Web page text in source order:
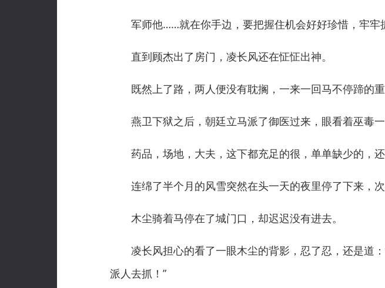
军师他……就在你手边，要把握住机会好好珍惜，牢牢
直到顾杰出了房门，凌长风还在怔怔出神。
既然上了路，两人便没有耽搁，一来一回马不停蹄的
燕卫下狱之后，朝廷立马派了御医过来，眼看着巫毒一
药品，场地，大夫，这下都充足的很，单单缺少的，还
连绵了半个月的风雪突然在头一天的夜里停了下来，次
木尘骑着马停在了城门口，却迟迟没有进去。
凌长风担心的看了一眼木尘的背影，忍了忍，还是道
派人去抓！”